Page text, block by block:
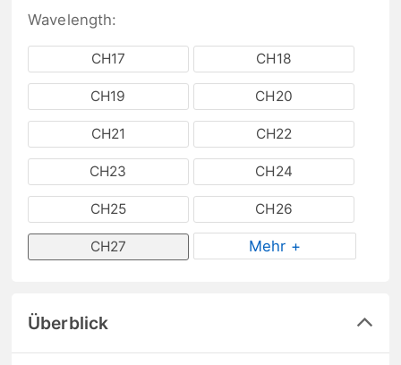
Wavelength:
CH17 CH18
CH19 CH20
CH21 CH22
CH23 CH24
CH25 CH26
CH27 Mehr +
Überblick